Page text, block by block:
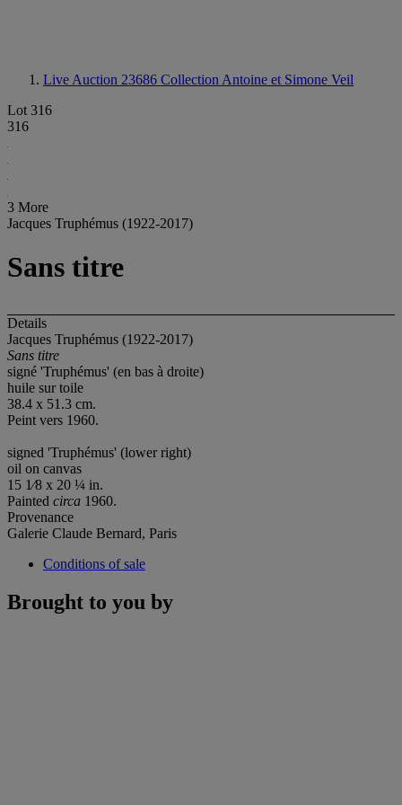
Live Auction 23686 Collection Antoine et Simone Veil
Lot 316
316
3 More
Jacques Truphémus (1922-2017)
Sans titre
Details
Jacques Truphémus (1922-2017)
Sans titre
signé 'Truphémus' (en bas à droite)
huile sur toile
38.4 x 51.3 cm.
Peint vers 1960.
signed 'Truphémus' (lower right)
oil on canvas
15 1⁄8 x 20 ¼ in.
Painted circa 1960.
Provenance
Galerie Claude Bernard, Paris
Conditions of sale
Brought to you by